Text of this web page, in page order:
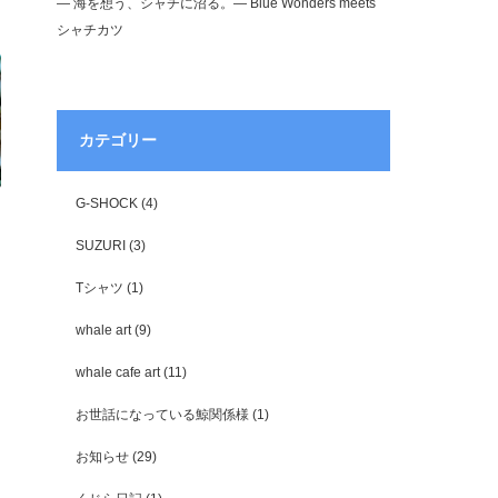
― 海を想う、シャチに沼る。― Blue Wonders meets
シャチカツ
カテゴリー
G-SHOCK (4)
SUZURI (3)
Tシャツ (1)
whale art(9)
whale cafe art(11)
お世話になっている鯨関係様 (1)
お知らせ (29)